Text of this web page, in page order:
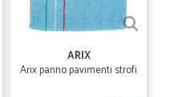
24/02/2020
ARIX
Arix panno pavimenti strofi